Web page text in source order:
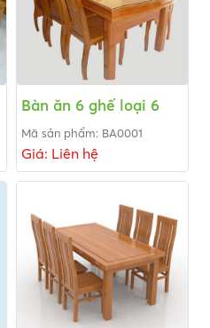
Bàn ăn 6 ghế loại 6
Mã sản phẩm: BA0001
Giá: Liên hệ